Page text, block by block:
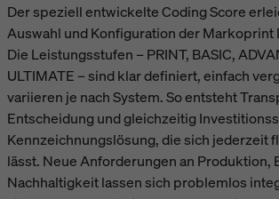
Der speziell entwickelte Coding Score
Auswahl und Konfiguration der Markoprint
Die Leistungsstufen – PRINT, BASIC,
ULTIMATE – sind klar definiert, einfach
variieren je nach System. So entsteht
Entscheidung und gleichzeitig
Kennzeichnungslösung, die sich jederzeit
lässt. Neue Anforderungen an Produktion,
Nachhaltigkeit lassen sich problemlos